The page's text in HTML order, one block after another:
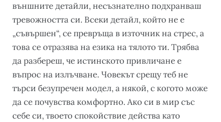
външните детайли, несъзнателно подхранваш
тревожността си. Всеки детайл, който не е
„съвършен“, се превръща в източник на стрес, а
това се отразява на езика на тялото ти. Трябва
да разбереш, че истинското привличане е
въпрос на излъчване. Човекът срещу теб не
търси безупречен модел, а някой, с когото може
да се почувства комфортно. Ако си в мир със
себе си, твоето спокойствие действа като